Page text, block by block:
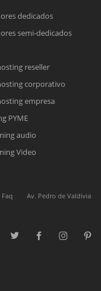
con el enlace a
a la brevedad.
sus datos personales.
dedicados
semi-dedicados
reseller
corporativo
empresa
PYME
audio
Video
Faq
Av. Pedro de Valdivia